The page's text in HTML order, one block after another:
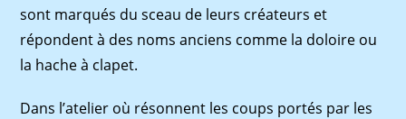
sont marqués du sceau de leurs créateurs et
répondent à des noms anciens comme la doloire ou
la hache à clapet.
Dans l’atelier où résonnent les coups portés par les